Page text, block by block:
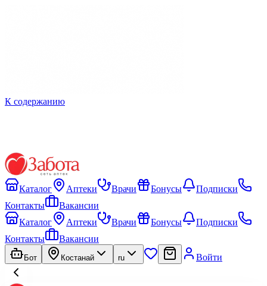
К содержанию
Каталог Аптеки Врачи Бонусы
Подписки
Контакты
Вакансии
Каталог
Аптеки Врачи Бонусы
Подписки
Контакты
Вакансии
Бот Костанай ru Войти